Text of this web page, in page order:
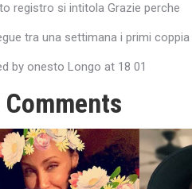
registro si intitola Grazie perche
tra una settimana i primi
by onesto Longo at 18 01
Comments